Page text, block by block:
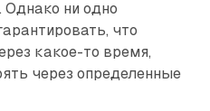
Однако ни одно
что
какое-то время,
через определенные